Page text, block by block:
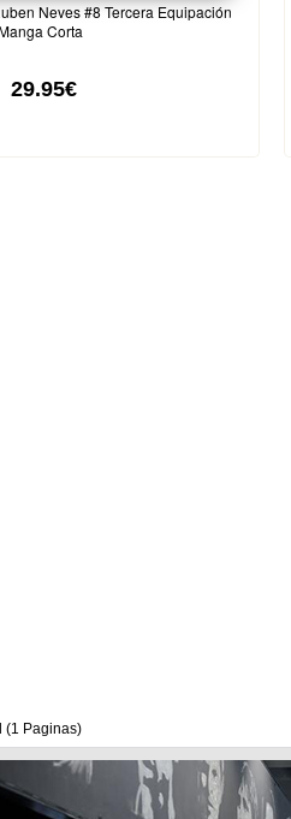
Neves #8 Tercera Equipación
Corta
29.95€
(1 Paginas)